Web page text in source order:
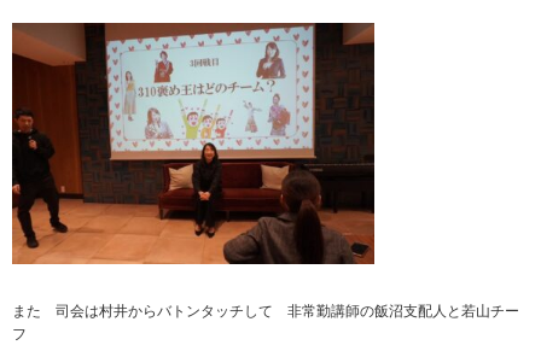
また 司会は村井からバトンタッチして 非常勤講師の飯沼支配人と若山チー
フ